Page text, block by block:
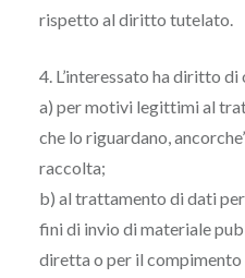
rispetto al diritto tutelato.
4. L’interessato ha diritto
a) per motivi legittimi al
che lo riguardano,
raccolta;
b) al trattamento di dati
fini di invio di materiale
diretta o per il